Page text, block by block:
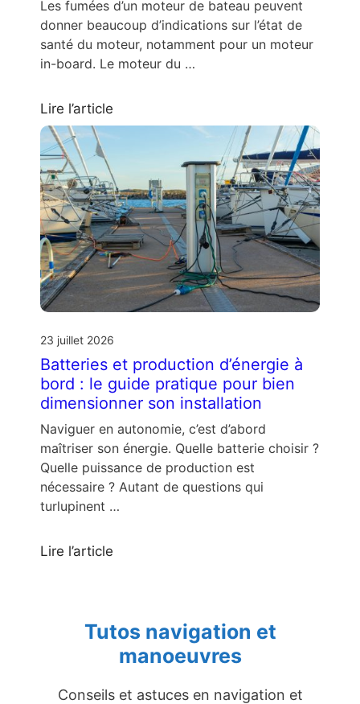
Les fumées d’un moteur de bateau peuvent
donner beaucoup d’indications sur l’état de
santé du moteur, notamment pour un moteur
in-board. Le moteur du …
Lire l’article
23 juillet 2026
Batteries et production d’énergie à
bord : le guide pratique pour bien
dimensionner son installation
Naviguer en autonomie, c’est d’abord
maîtriser son énergie. Quelle batterie choisir ?
Quelle puissance de production est
nécessaire ? Autant de questions qui
turlupinent …
Lire l’article
Tutos navigation et
manoeuvres
Conseils et astuces en navigation et